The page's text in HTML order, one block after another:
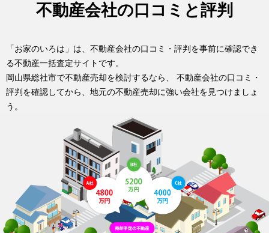
不動産会社の口コミと評判
「お家のいろは」は、不動産会社の口コミ・評判を事前に確認でき
る不動産一括査定サイトです。
岡山県総社市で不動産売却を検討するなら、 不動産会社の口コミ・
評判を確認してから、地元の不動産売却に強い会社を見つけましょ
う。